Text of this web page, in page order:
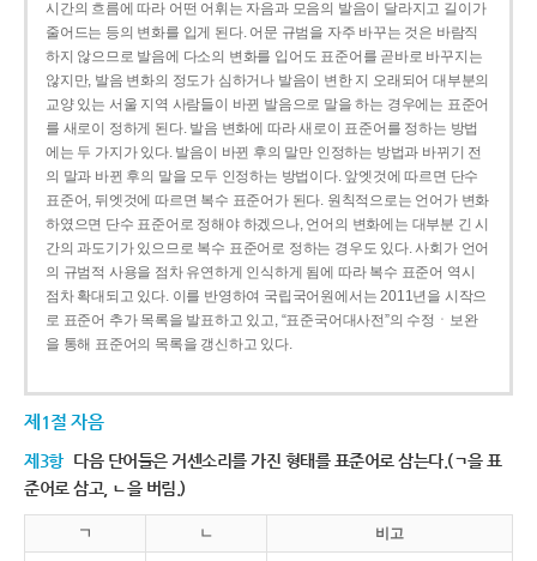
시간의 흐름에 따라 어떤 어휘는 자음과 모음의 발음이 달라지고 길이가
줄어드는 등의 변화를 입게 된다. 어문 규범을 자주 바꾸는 것은 바람직
하지 않으므로 발음에 다소의 변화를 입어도 표준어를 곧바로 바꾸지는
않지만, 발음 변화의 정도가 심하거나 발음이 변한 지 오래되어 대부분의
교양 있는 서울 지역 사람들이 바뀐 발음으로 말을 하는 경우에는 표준어
를 새로이 정하게 된다. 발음 변화에 따라 새로이 표준어를 정하는 방법
에는 두 가지가 있다. 발음이 바뀐 후의 말만 인정하는 방법과 바뀌기 전
의 말과 바뀐 후의 말을 모두 인정하는 방법이다. 앞엣것에 따르면 단수
표준어, 뒤엣것에 따르면 복수 표준어가 된다. 원칙적으로는 언어가 변화
하였으면 단수 표준어로 정해야 하겠으나, 언어의 변화에는 대부분 긴 시
간의 과도기가 있으므로 복수 표준어로 정하는 경우도 있다. 사회가 언어
의 규범적 사용을 점차 유연하게 인식하게 됨에 따라 복수 표준어 역시
점차 확대되고 있다. 이를 반영하여 국립국어원에서는 2011년을 시작으
로 표준어 추가 목록을 발표하고 있고, “표준국어대사전”의 수정ㆍ보완
을 통해 표준어의 목록을 갱신하고 있다.
제1절 자음
제3항 다음 단어들은 거센소리를 가진 형태를 표준어로 삼는다.(ㄱ을 표
준어로 삼고, ㄴ을 버림.)
ㄱ ㄴ 비고